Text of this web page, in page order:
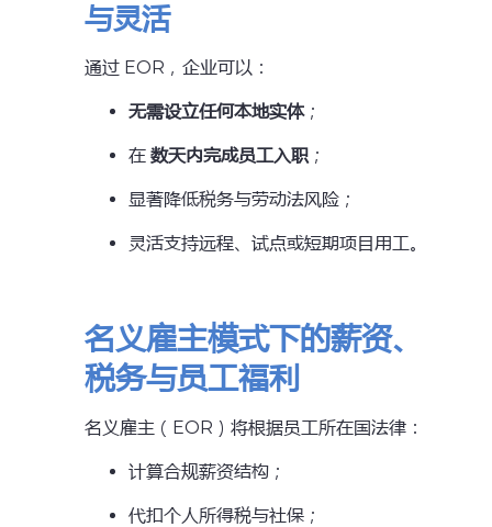
与灵活
通过 EOR，企业可以：
无需设立任何本地实体；
在 数天内完成员工入职；
显著降低税务与劳动法风险；
灵活支持远程、试点或短期项目用工。
名义雇主模式下的薪资、
税务与员工福利
名义雇主（EOR）将根据员工所在国法律：
计算合规薪资结构；
代扣个人所得税与社保；